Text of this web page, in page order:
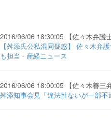
2016/06/06 18:30:05 【佐々木弁護士
【舛添氏公私混同疑惑】 佐々木弁
も担当 - 産経ニュース
2016/06/06 18:00:05 【佐々木善三
舛添知事会見「違法性ないが一部不